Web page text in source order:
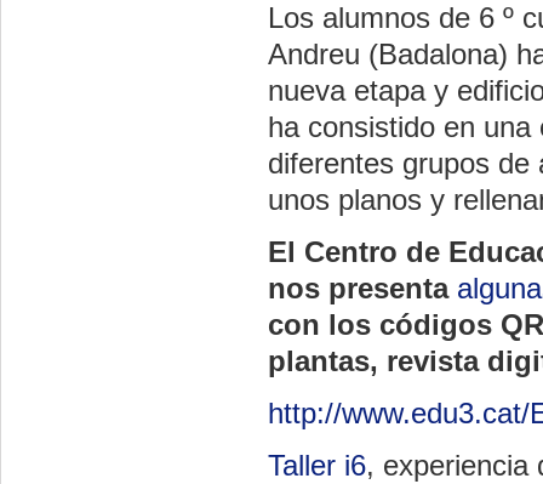
Los alumnos de 6 º
Andreu (Badalona)
nueva etapa y
ha consistido en
diferentes grupos de
unos planos y
El Centro de
nos presenta
con los códigos
plantas, revista
http://www.edu3.cat/
Taller i6, experiencia